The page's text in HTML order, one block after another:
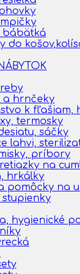
bábätká
do
a hrnčeky
k fľašiam,
termosky
sáčky
lahvi,
príbory
na
hrkálky
pomôcky na
hygienické